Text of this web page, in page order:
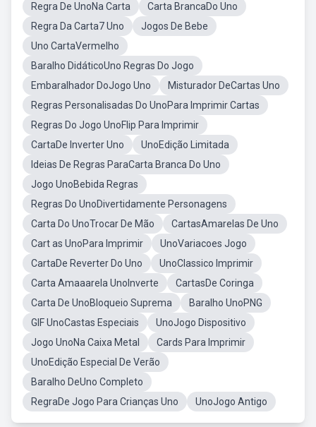
Regra De UnoNa Carta
Carta BrancaDo Uno
Regra Da Carta7 Uno
Jogos De Bebe
Uno CartaVermelho
Baralho DidáticoUno Regras Do Jogo
Embaralhador DoJogo Uno
Misturador DeCartas Uno
Regras Personalisadas Do UnoPara Imprimir Cartas
Regras Do Jogo UnoFlip Para Imprimir
CartaDe Inverter Uno
UnoEdição Limitada
Ideias De Regras ParaCarta Branca Do Uno
Jogo UnoBebida Regras
Regras Do UnoDivertidamente Personagens
Carta Do UnoTrocar De Mão
CartasAmarelas De Uno
Cart as UnoPara Imprimir
UnoVariacoes Jogo
CartaDe Reverter Do Uno
UnoClassico Imprimir
Carta Amaaarela UnoInverte
CartasDe Coringa
Carta De UnoBloqueio Suprema
Baralho UnoPNG
GIF UnoCastas Especiais
UnoJogo Dispositivo
Jogo UnoNa Caixa Metal
Cards Para Imprimir
UnoEdição Especial De Verão
Baralho DeUno Completo
RegraDe Jogo Para Crianças Uno
UnoJogo Antigo